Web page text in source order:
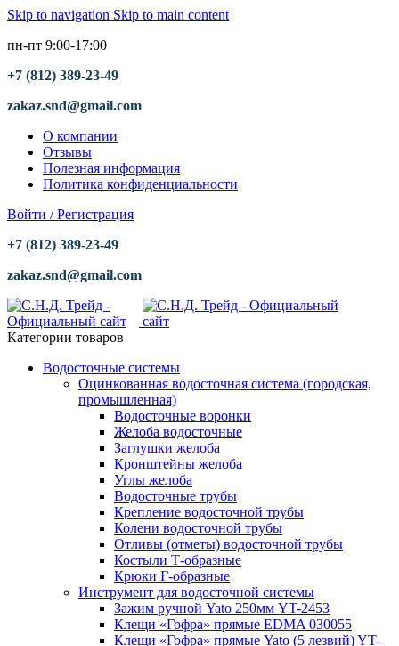
Skip to navigation Skip to main content
пн-пт 9:00-17:00
+7 (812) 389-23-49
zakaz.snd@gmail.com
О компании
Отзывы
Полезная информация
Политика конфиденциальности
Войти / Регистрация
+7 (812) 389-23-49
zakaz.snd@gmail.com
Категории товаров
Водосточные системы
Оцинкованная водосточная система (городская,
промышленная)
Водосточные воронки
Желоба водосточные
Заглушки желоба
Кронштейны желоба
Углы желоба
Водосточные трубы
Крепление водосточной трубы
Колени водосточной трубы
Отливы (отметы) водосточной трубы
Костыли Т-образные
Крюки Г-образные
Инструмент для водосточной системы
Зажим ручной Yato 250мм YT-2453
Клещи «Гофра» прямые EDMA 030055
Клещи «Гофра» прямые Yato (5 лезвий) YT-